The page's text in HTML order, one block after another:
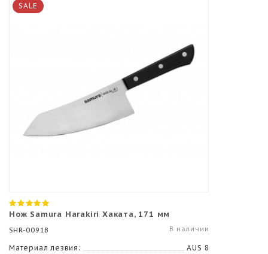
SALE
Нож Samura Harakiri Хаката, 171 мм
SHR-0091B В наличии
Материал лезвия:
AUS 8